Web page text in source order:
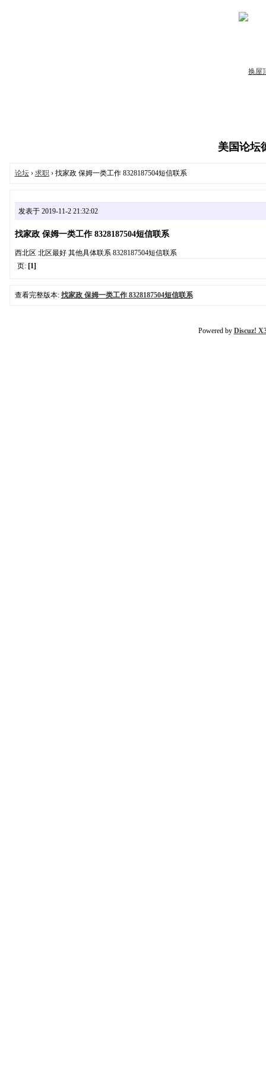
美国论坛
论坛› 求职› 找家政 保姆一类工作 8328187504短信联系
发表于 2019-11-2 21:32:02
找家政 保姆一类工作 8328187504短信联系
西北区 北区最好 其他具体联系 8328187504短信联系
页: [1]
查看完整版本: 找家政 保姆一类工作 8328187504短信联系
Powered by Discuz!